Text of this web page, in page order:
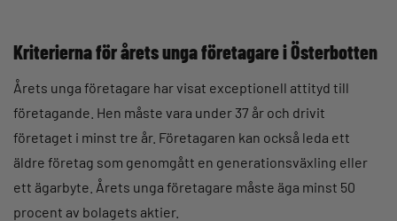
Kriterierna för årets unga företagare i Österbotten
Årets unga företagare har visat exceptionell attityd till
företagande. Hen måste vara under 37 år och drivit
företaget i minst tre år. Företagaren kan också leda ett
äldre företag som genomgått en generationsväxling eller
ett ägarbyte. Årets unga företagare måste äga minst 50
procent av bolagets aktier.